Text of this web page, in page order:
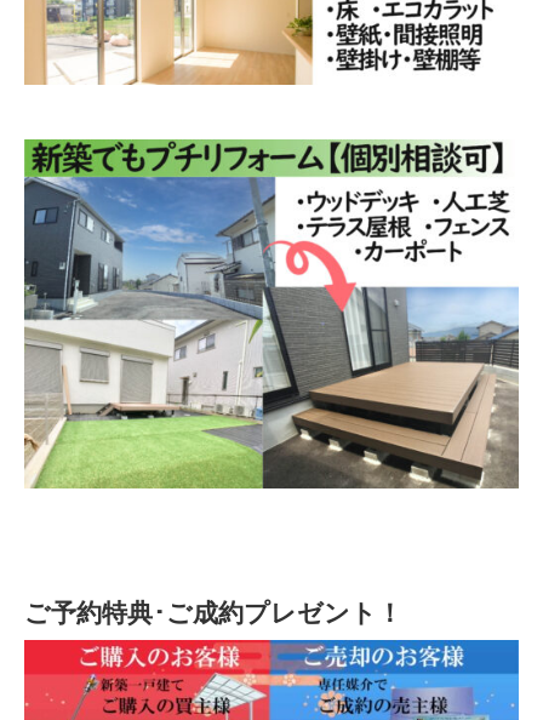
ご予約特典･ご成約プレゼント！